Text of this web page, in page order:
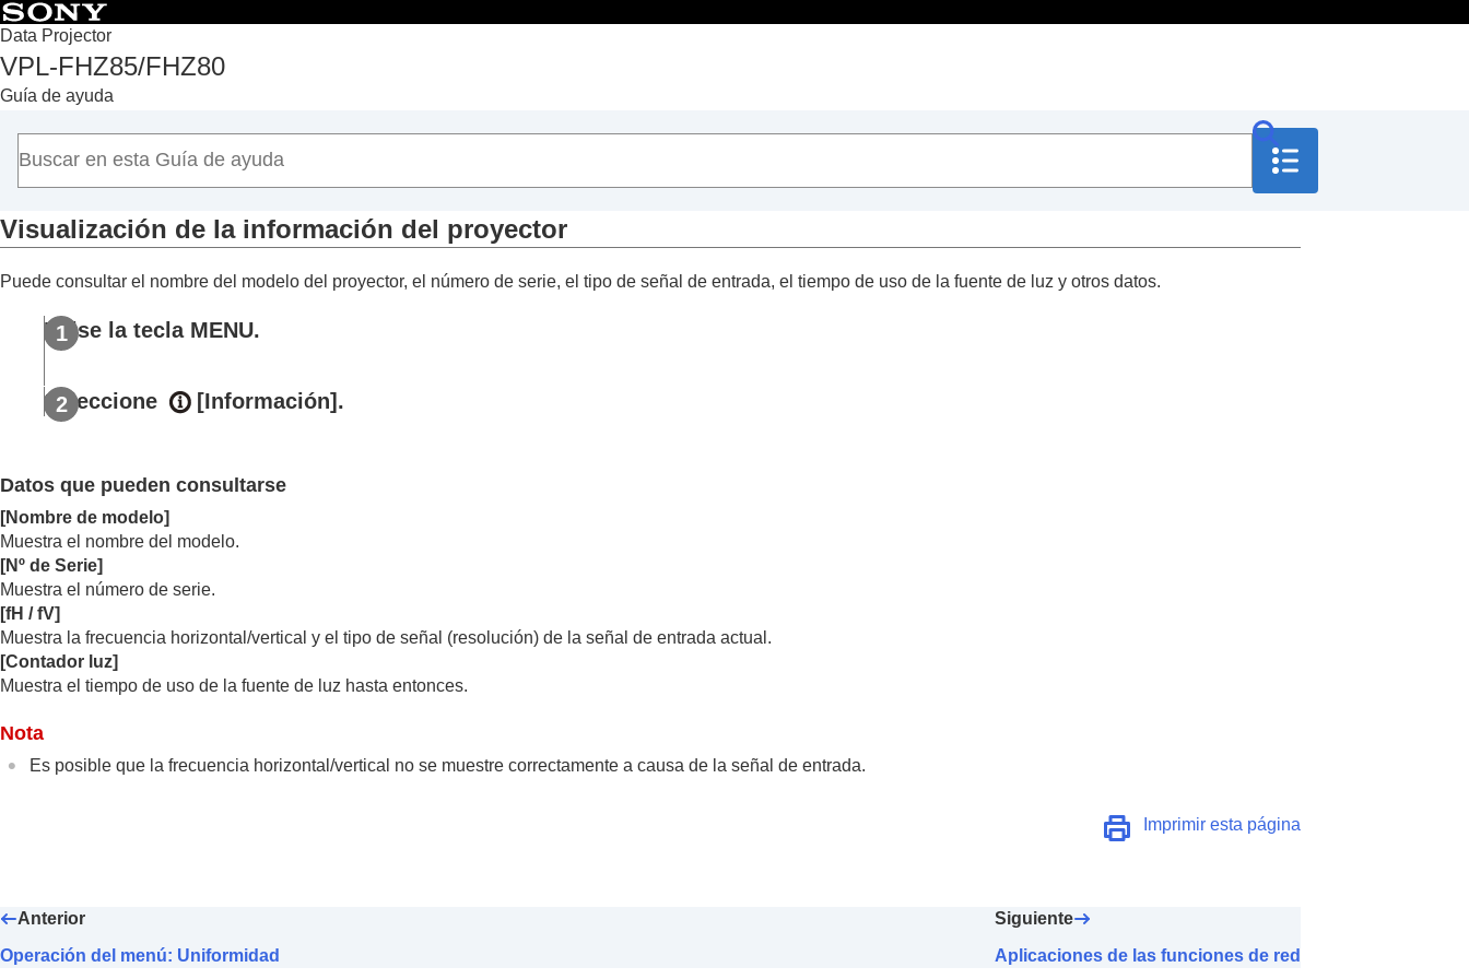
Data Projector
VPL-FHZ85/FHZ80
Guía de ayuda
Principio
Antes de usar el equipo
Conexión
Proyección
Funciones útiles
Uso de los menús
Menú Ajuste proyección
Menú Operación
Menú Información
Visualización de la información del proyector
Uso de las funciones de red
Precauciones
Especificaciones
Solución de errores
Otros
Visualización de la información del proyector
Puede consultar el nombre del modelo del proyector, el número de serie, el tipo de señal de entrada, el tiempo de uso de la fuente de luz y otros datos.
Pulse la tecla MENU.
Seleccione [Información].
Datos que pueden consultarse
[Nombre de modelo]
Muestra el nombre del modelo.
[Nº de Serie]
Muestra el número de serie.
[fH / fV]
Muestra la frecuencia horizontal/vertical y el tipo de señal (resolución) de la señal de entrada actual.
[Contador luz]
Muestra el tiempo de uso de la fuente de luz hasta entonces.
Nota
Es posible que la frecuencia horizontal/vertical no se muestre correctamente a causa de la señal de entrada.
Imprimir esta página
Anterior
Operación del menú: Uniformidad
Siguiente
Aplicaciones de las funciones de red